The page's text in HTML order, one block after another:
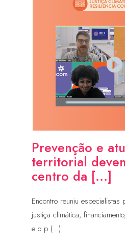
Prevenção e
territorial
centro da [...]
Encontro reuniu especialistas
justiça climática,
e o p (...)